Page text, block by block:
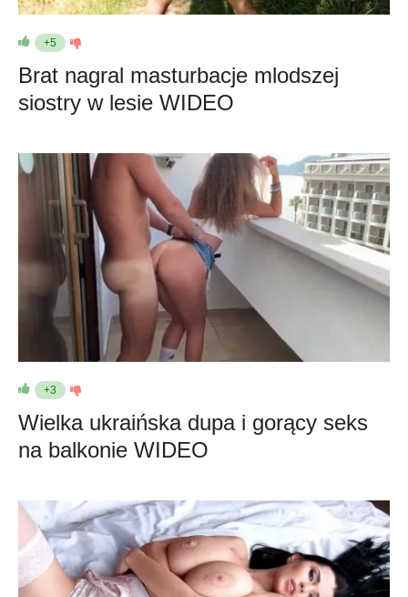
+5
Brat nagral masturbacje mlodszej
siostry w lesie WIDEO
+3
Wielka ukraińska dupa i gorący seks
na balkonie WIDEO